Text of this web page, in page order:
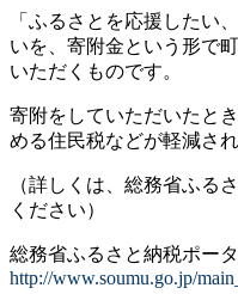
「ふるさとを応援したい
いを、寄附金という形で
いただくものです。
寄附をしていただいたと
める住民税などが軽減さ
（詳しくは、総務省ふる
ください）
総務省ふるさと納税ポー
http://www.soumu.go.jp/